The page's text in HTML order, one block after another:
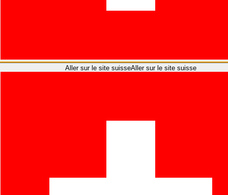
Aller sur le site suisseAller sur le site suisse